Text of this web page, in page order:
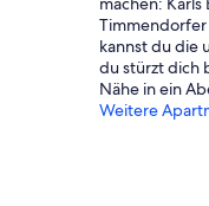
Timmendorfer
kannst du die
du stürzt dich
Nähe in ein
Weitere